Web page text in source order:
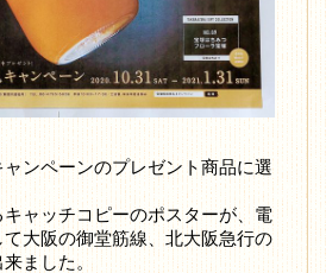
ンペーンのプレゼント商品に選
ャッチコピーのポスターが、電
大阪の御堂筋線、北大阪急行の
ました。